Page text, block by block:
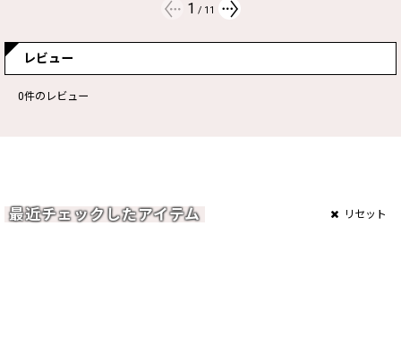
2 / 11
レビュー
0件のレビュー
最近チェックしたアイテム リセット